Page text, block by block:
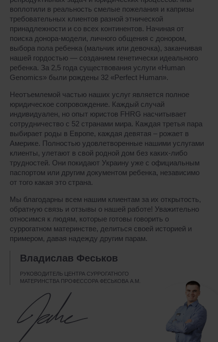
воплотили в реальность смелые пожелания и капризы
требовательных клиентов разной этнической
принадлежности и со всех континентов. Начиная от
поиска донора-модели, личного общения с донором,
выбора пола ребенка (мальчик или девочка), заканчивая
нашей гордостью — созданием генетически идеального
ребенка. За 2,5 года существования услуги «Human
Genomics» были рождены 32 «Perfect Human».
Неотъемлемой частью наших услуг является полное
юридическое сопровождение. Каждый случай
индивидуален, но опыт юристов FHRG насчитывает
сотрудничество с 52 странами мира. Каждая третья пара
выбирает роды в Европе, каждая девятая – рожает в
Америке. Полностью удовлетворенные нашими услугами
клиенты, улетают в свой родной дом без каких-либо
трудностей. Они покидают Украину уже с официальным
паспортом или другим документом ребенка, независимо
от того какая это страна.
Мы благодарны всем нашим клиентам за их открытость,
обратную связь и отзывы о нашей работе! Уважительно
относимся к людям, которые готовы говорить о
суррогатном материнстве, делиться своей историей и
примером, давая надежду другим парам.
Владислав Феськов
РУКОВОДИТЕЛЬ ЦЕНТРА СУРРОГАТНОГО
МАТЕРИНСТВА ПРОФЕССОРА ФЕСЬКОВА А.М.